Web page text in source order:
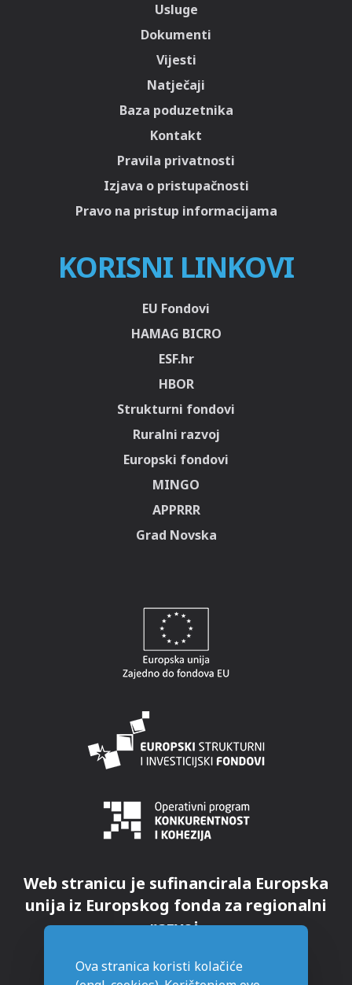
Usluge
Dokumenti
Vijesti
Natječaji
Baza poduzetnika
Kontakt
Pravila privatnosti
Izjava o pristupačnosti
Pravo na pristup informacijama
KORISNI LINKOVI
EU Fondovi
HAMAG BICRO
ESF.hr
HBOR
Strukturni fondovi
Ruralni razvoj
Europski fondovi
MINGO
APPRRR
Grad Novska
Web stranicu je sufinancirala Europska
unija iz Europskog fonda za regionalni
razvoj.
Ova stranica koristi kolačiće